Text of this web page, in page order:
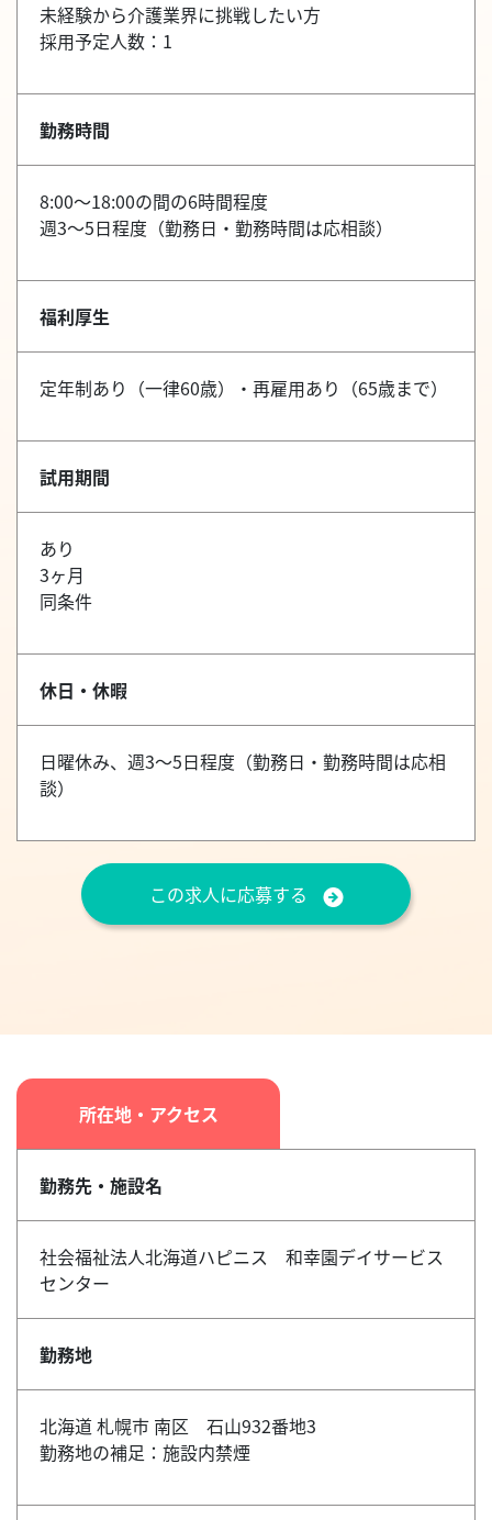
未経験から介護業界に挑戦したい方
採用予定人数：1
勤務時間
8:00～18:00の間の6時間程度
週3～5日程度（勤務日・勤務時間は応相談）
福利厚生
定年制あり（一律60歳）・再雇用あり（65歳まで）
試用期間
あり
3ヶ月
同条件
休日・休暇
日曜休み、週3～5日程度（勤務日・勤務時間は応相
談）
この求人に応募する
所在地・アクセス
勤務先・施設名
社会福祉法人北海道ハピニス 和幸園デイサービス
センター
勤務地
北海道 札幌市 南区 石山932番地3
勤務地の補足：施設内禁煙